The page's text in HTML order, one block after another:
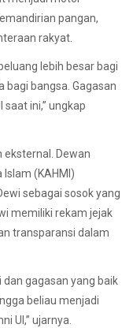
pangan,
rakyat.
lebih besar bagi
bangsa. Gagasan
saat ini,” ungkap
eksternal. Dewan
(KAHMI)
sebagai sosok yang
memiliki rekam jejak
transparansi dalam
gagasan yang baik
beliau menjadi
UI,” ujarnya.